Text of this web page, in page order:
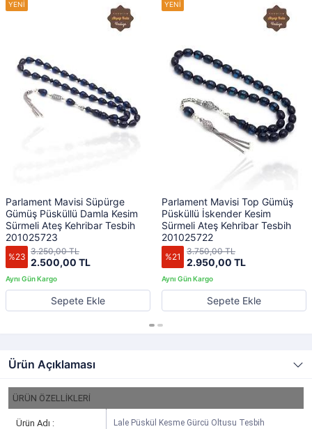
Parlament Mavisi Süpürge
Gümüş Püsküllü Damla Kesim
Sürmeli Ateş Kehribar Tesbih
201025723
%23 2.500,00 TL
3.250,00 TL
Sepete Ekle
Parlament Mavisi Top Gümüş
Püsküllü İskender Kesim
Sürmeli Ateş Kehribar Tesbih
201025722
%21 2.950,00 TL
3.750,00 TL
Sepete Ekle
Ürün Açıklaması
ÜRÜN ÖZELLİKLERİ
Ürün Adı : Lale Püskül Kesme Gürcü Oltusu Tesbih